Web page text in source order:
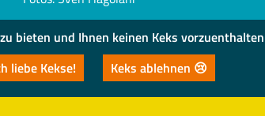
bieten und Ihnen keinen Keks
liebe Kekse!
Keks ablehnen 😢